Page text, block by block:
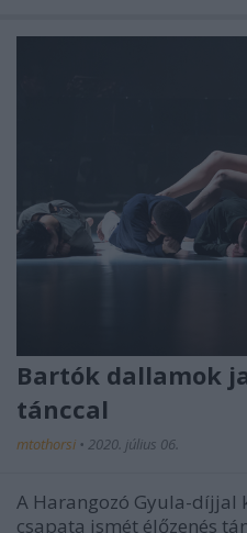
Bartók dallamok
tánccal
mtothorsi • 2020. július 06.
A Harangozó Gyula-díjjal
csapata ismét élőzenés